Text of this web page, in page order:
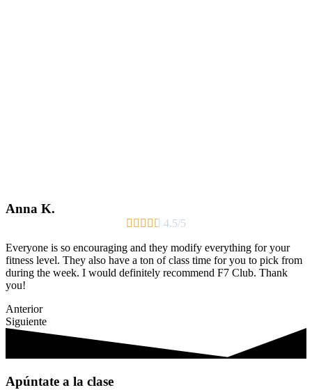
Anna K.
     4.5/5
Everyone is so encouraging and they modify everything for your
fitness level. They also have a ton of class time for you to pick from
during the week. I would definitely recommend F7 Club. Thank
you!
Anterior
Siguiente
Apúntate a la clase